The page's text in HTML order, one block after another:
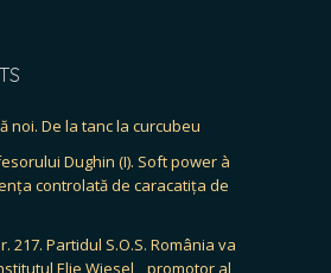
noi. De la tanc la curcubeu
Dughin (I). Soft power à
controlată de caracatița de
217. Partidul S.O.S. România va
Elie Wiesel, „promotor al